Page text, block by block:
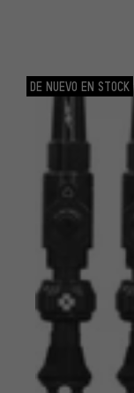
DE NUEVO EN STOCK